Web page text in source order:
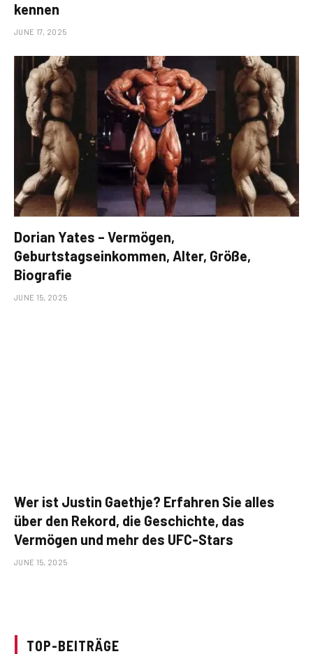
kennen
JUNE 17, 2025
Dorian Yates – Vermögen,
Geburtstagseinkommen, Alter, Größe,
Biografie
JUNE 15, 2025
Wer ist Justin Gaethje? Erfahren Sie alles
über den Rekord, die Geschichte, das
Vermögen und mehr des UFC-Stars
JUNE 15, 2025
TOP-BEITRÄGE